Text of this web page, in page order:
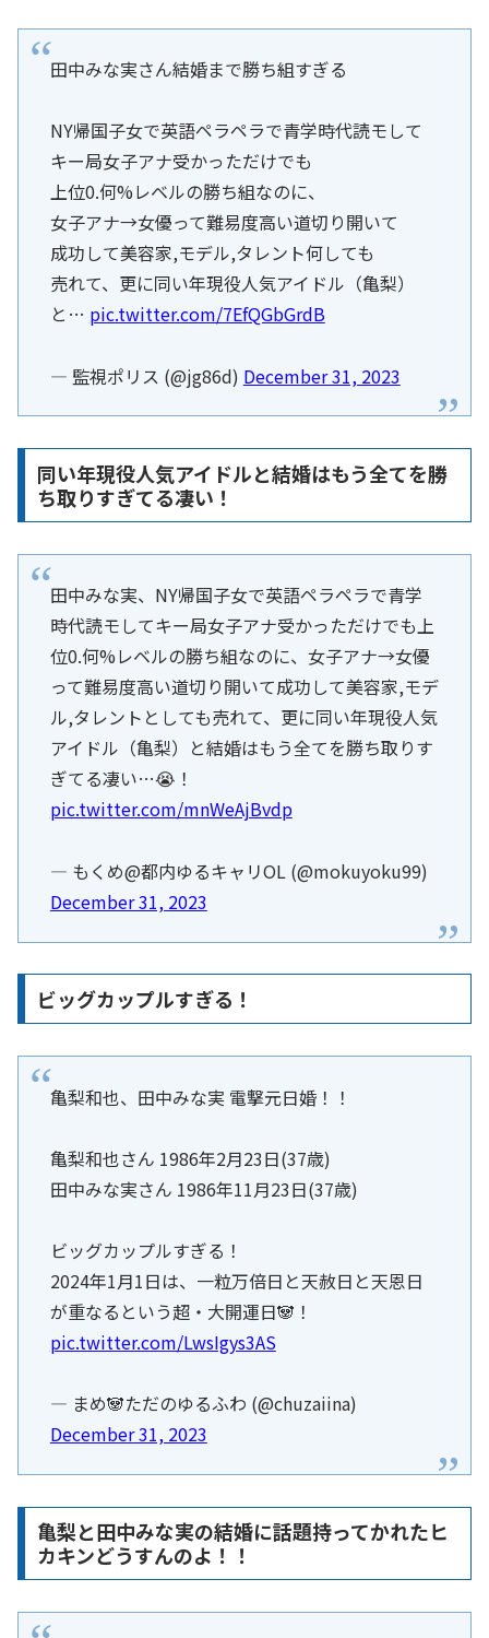
田中みな実さん結婚まで勝ち組すぎる
NY帰国子女で英語ペラペラで青学時代読モして
キー局女子アナ受かっただけでも
上位0.何%レベルの勝ち組なのに、
女子アナ→女優って難易度高い道切り開いて
成功して美容家,モデル,タレント何しても
売れて、更に同い年現役人気アイドル（亀梨）
と… pic.twitter.com/7EfQGbGrdB
— 監視ポリス (@jg86d) December 31, 2023
同い年現役人気アイドルと結婚はもう全てを勝
ち取りすぎてる凄い！
田中みな実、NY帰国子女で英語ペラペラで青学
時代読モしてキー局女子アナ受かっただけでも上
位0.何%レベルの勝ち組なのに、女子アナ→女優
って難易度高い道切り開いて成功して美容家,モデ
ル,タレントとしても売れて、更に同い年現役人気
アイドル（亀梨）と結婚はもう全てを勝ち取りす
ぎてる凄い…😭！
pic.twitter.com/mnWeAjBvdp
— もくめ@都内ゆるキャリOL (@mokuyoku99)
December 31, 2023
ビッグカップルすぎる！
亀梨和也、田中みな実 電撃元日婚！！
亀梨和也さん 1986年2月23日(37歳)
田中みな実さん 1986年11月23日(37歳)
ビッグカップルすぎる！
2024年1月1日は、一粒万倍日と天赦日と天恩日
が重なるという超・大開運日🐼！
pic.twitter.com/LwsIgys3AS
— まめ🐼ただのゆるふわ (@chuzaiina)
December 31, 2023
亀梨と田中みな実の結婚に話題持ってかれたヒ
カキンどうすんのよ！！